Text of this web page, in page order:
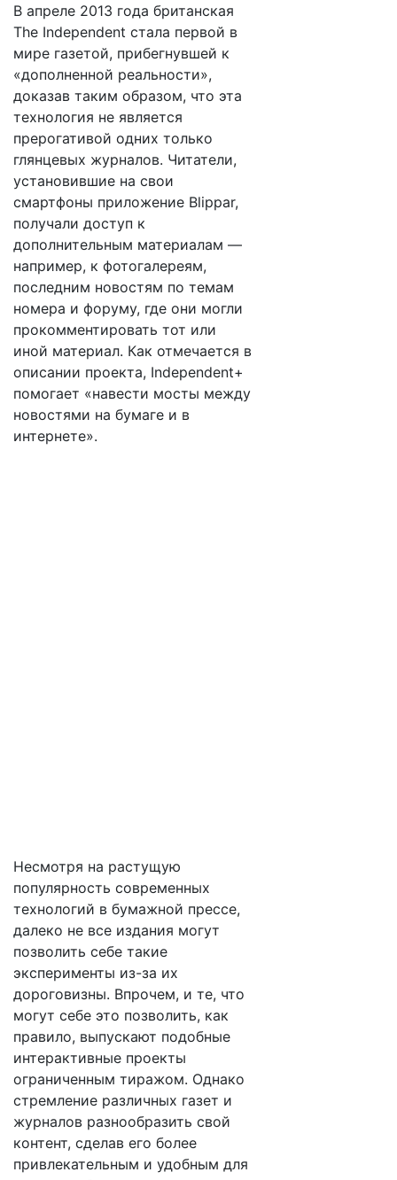
В апреле 2013 года британская
The Independent стала первой в
мире газетой, прибегнувшей к
«дополненной реальности»,
доказав таким образом, что эта
технология не является
прерогативой одних только
глянцевых журналов. Читатели,
установившие на свои
смартфоны приложение Blippar,
получали доступ к
дополнительным материалам —
например, к фотогалереям,
последним новостям по темам
номера и форуму, где они могли
прокомментировать тот или
иной материал. Как отмечается в
описании проекта, Independent+
помогает «навести мосты между
новостями на бумаге и в
интернете».
Несмотря на растущую
популярность современных
технологий в бумажной прессе,
далеко не все издания могут
позволить себе такие
эксперименты из-за их
дороговизны. Впрочем, и те, что
могут себе это позволить, как
правило, выпускают подобные
интерактивные проекты
ограниченным тиражом. Однако
стремление различных газет и
журналов разнообразить свой
контент, сделав его более
привлекательным и удобным для